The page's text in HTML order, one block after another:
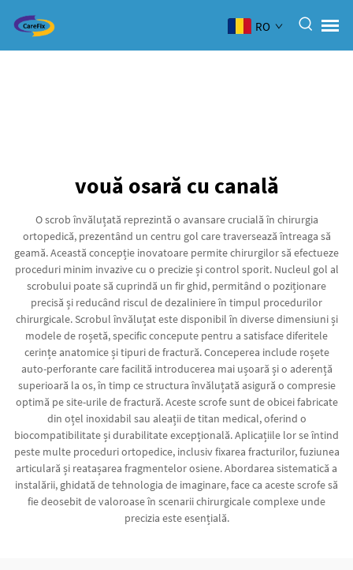
RO
vouă osară cu canală
O scrob învăluțată reprezintă o avansare crucială în chirurgia
ortopedică, prezentând un centru gol care traversează întreaga să
geamă. Această concepție inovatoare permite chirurgilor să efectueze
proceduri minim invazive cu o precizie și control sporit. Nucleul gol al
scrobului poate să cuprindă un fir ghid, permitând o poziționare
precisă și reducând riscul de dezaliniere în timpul procedurilor
chirurgicale. Scrobul învăluțat este disponibil în diverse dimensiuni și
modele de roșetă, specific concepute pentru a satisface diferitele
cerințe anatomice și tipuri de fractură. Conceperea include roșete
auto-perforante care facilită introducerea mai ușoară și o aderență
superioară la os, în timp ce structura învăluțată asigură o compresie
optimă pe site-urile de fractură. Aceste scrofe sunt de obicei fabricate
din oțel inoxidabil sau aleații de titan medical, oferind o
biocompatibilitate și durabilitate excepțională. Aplicațiile lor se întind
peste multe proceduri ortopedice, inclusiv fixarea fracturilor, fuziunea
articulară și reatașarea fragmentelor osiene. Abordarea sistematică a
instalării, ghidată de tehnologia de imaginare, face ca aceste scrofe să
fie deosebit de valoroase în scenarii chirurgicale complexe unde
precizia este esențială.